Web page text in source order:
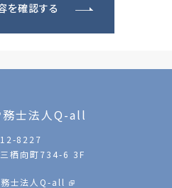
を確認する
務士法人Q-all
8227
栖向町734-6 3F
士法人Q-all